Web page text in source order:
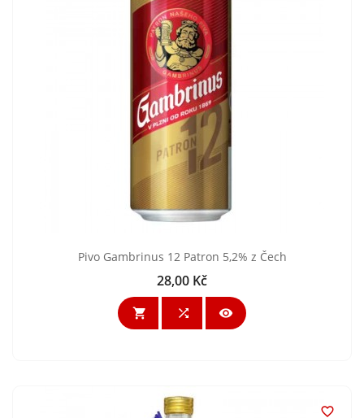
Pivo Gambrinus 12 Patron 5,2% z Čech
Cena
28,00 Kč
  
